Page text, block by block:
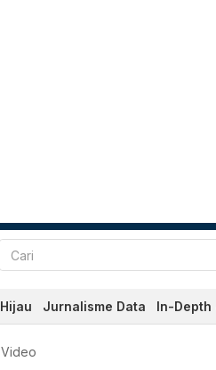
Jurnalisme Data In-Depth
Hari
Video